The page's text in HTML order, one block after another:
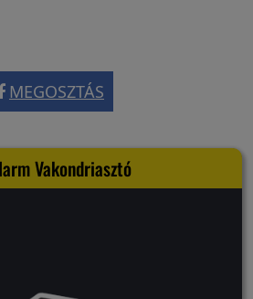
MEGOSZTÁS
Vakondriasztó